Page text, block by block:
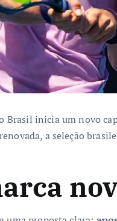
Brasil inicia um novo
a seleção